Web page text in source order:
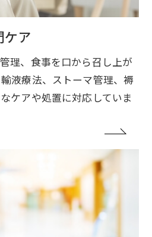
ケア
理、食事を口から召し上が
液療法、ストーマ管理、褥
ケアや処置に対応していま